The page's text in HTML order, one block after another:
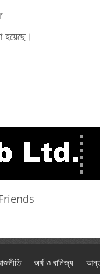
অর্থ ও বানিজ্য